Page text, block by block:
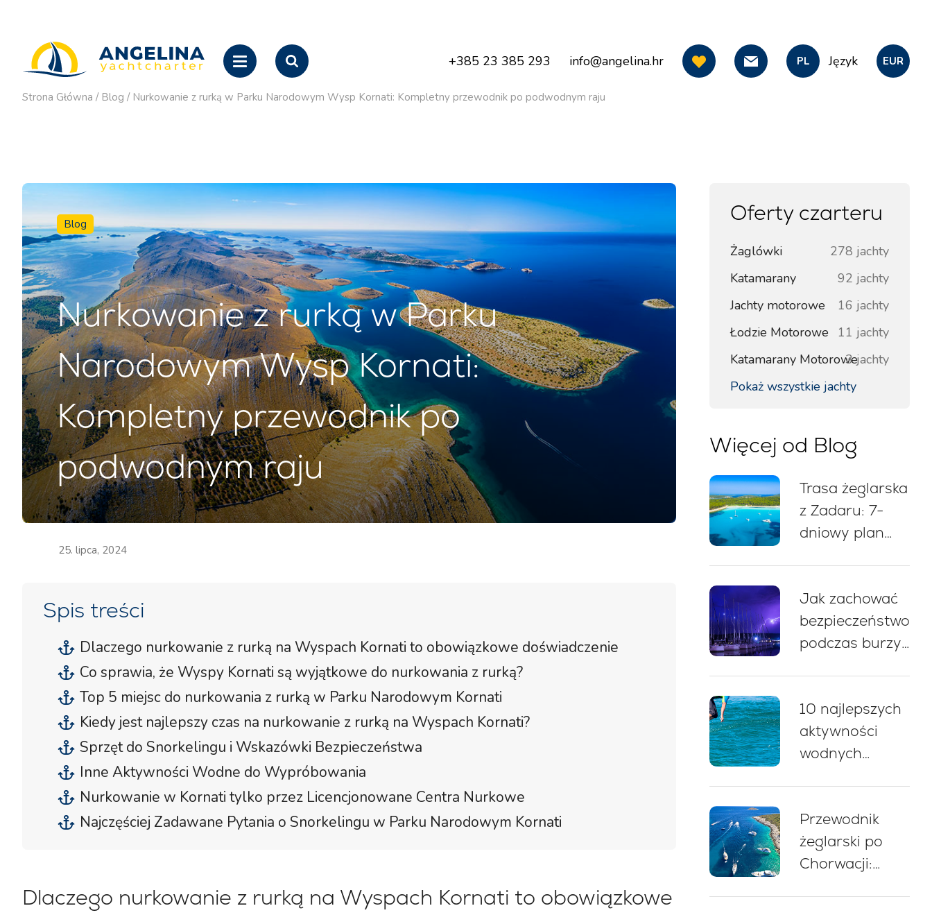
+385 23 385 293 info@angelina.hr PL Język EUR
Strona Główna / Blog / Nurkowanie z rurką w Parku Narodowym Wysp Kornati: Kompletny przewodnik po podwodnym raju
Blog
Nurkowanie z rurką w Parku
Narodowym Wysp Kornati:
Kompletny przewodnik po
podwodnym raju
25. lipca, 2024
Spis treści
Dlaczego nurkowanie z rurką na Wyspach Kornati to obowiązkowe doświadczenie
Co sprawia, że Wyspy Kornati są wyjątkowe do nurkowania z rurką?
Top 5 miejsc do nurkowania z rurką w Parku Narodowym Kornati
Kiedy jest najlepszy czas na nurkowanie z rurką na Wyspach Kornati?
Sprzęt do Snorkelingu i Wskazówki Bezpieczeństwa
Inne Aktywności Wodne do Wypróbowania
Nurkowanie w Kornati tylko przez Licencjonowane Centra Nurkowe
Najczęściej Zadawane Pytania o Snorkelingu w Parku Narodowym Kornati
Dlaczego nurkowanie z rurką na Wyspach Kornati to obowiązkowe
Oferty czarteru
Żaglówki
278 jachty
Katamarany
92 jachty
Jachty motorowe
16 jachty
Łodzie Motorowe
11 jachty
Katamarany Motorowe3 jachty
Pokaż wszystkie jachty
Więcej od Blog
Trasa żeglarska
z Zadaru: 7-
dniowy plan
kąpieli i
wskazówki
cumownicze
Jak zachować
bezpieczeństwo
podczas burzy
Chorwacji: 5
kluczowych
zasad
10 najlepszych
aktywności
wodnych
w Chorwacji
Przewodnik
żeglarski po
Chorwacji: